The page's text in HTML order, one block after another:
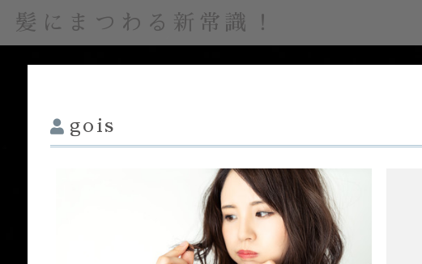
髪にまつわる新常識！
gois